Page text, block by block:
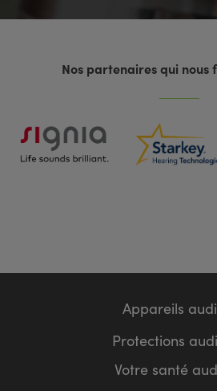
Nos partenaires qui nous
Appareils
Protections
Votre santé